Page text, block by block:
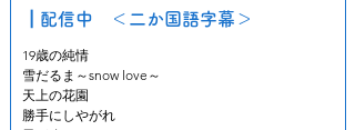
ウララ夫婦
いばらの鳥
結婚してください!?
憎くてももう一度
夢みるサムセン
烏鵲橋（オジャッキョ）の兄弟たち
┃配信中 ＜二か国語字幕＞
19歳の純情
雪だるま～snow love～
天上の花園
勝手にしやがれ